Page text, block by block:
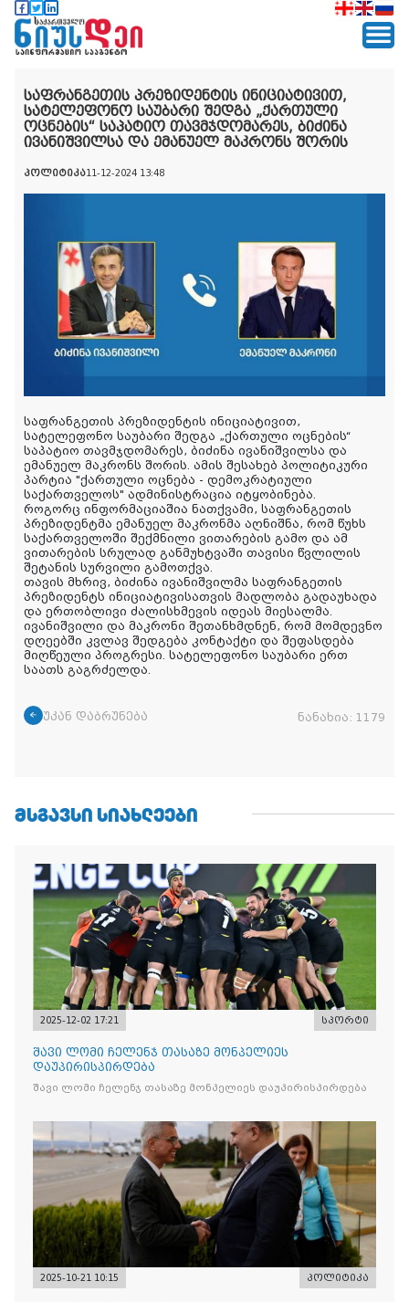
საფრანგეთის პრეზიდენტის ინიციატივით,
სატელეფონო საუბარი შედგა „ქართული
ოცნების“ საპატიო თავმჯდომარეს, ბიძინა
ივანიშვილსა და ემანუელ მაკრონს შორის
პოლიტიკა11-12-2024 13:48
საფრანგეთის პრეზიდენტის ინიციატივით,
სატელეფონო საუბარი შედგა „ქართული ოცნების“
საპატიო თავმჯდომარეს, ბიძინა ივანიშვილსა და
ემანუელ მაკრონს შორის. ამის შესახებ პოლიტიკური
პარტია "ქართული ოცნება - დემოკრატიული
საქართველოს" ადმინისტრაცია იტყობინება.
როგორც ინფორმაციაშია ნათქვამი, საფრანგეთის
პრეზიდენტმა ემანუელ მაკრონმა აღნიშნა, რომ წუხს
საქართველოში შექმნილი ვითარების გამო და ამ
ვითარების სრულად განმუხტვაში თავისი წვლილის
შეტანის სურვილი გამოთქვა.
თავის მხრივ, ბიძინა ივანიშვილმა საფრანგეთის
პრეზიდენტს ინიციატივისათვის მადლობა გადაუხადა
და ერთობლივი ძალისხმევის იდეას მიესალმა.
ივანიშვილი და მაკრონი შეთანხმდნენ, რომ მომდევნო
დღეებში კვლავ შედგება კონტაქტი და შეფასდება
მიღწეული პროგრესი. სატელეფონო საუბარი ერთ
საათს გაგრძელდა.
უკან დაბრუნება ნანახია: 1179
ᲛᲡᲒᲐᲕᲡᲘ ᲡᲘᲐᲮᲚᲔᲔᲑᲘ
2025-12-02 17:21 სპორტი
შავი ლომი ჩელენჯ თასაზე მონპელიეს
დაუპირისპირდება
შავი ლომი ჩელენჯ თასაზე მონპელიეს დაუპირისპირდება
2025-10-21 10:15 პოლიტიკა